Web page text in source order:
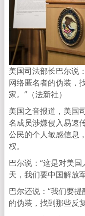
美国司法部长巴尔说
网络匿名者的伪装，
家。”（法新社）
美国之音报道，美国
名成员涉嫌侵入易速
公民的个人敏感信息
权。
巴尔说：“这是对美
天，我们要中国解放
巴尔还说：“我们要
的伪装，找到那些反